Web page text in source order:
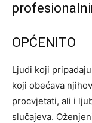
OPĆENITO
Ljudi koji
koji obećava
procvjetati, ali i
slučajeva.